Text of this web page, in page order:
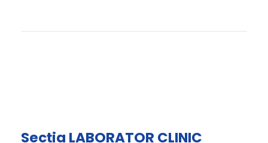
Secția LABORATOR CLINIC